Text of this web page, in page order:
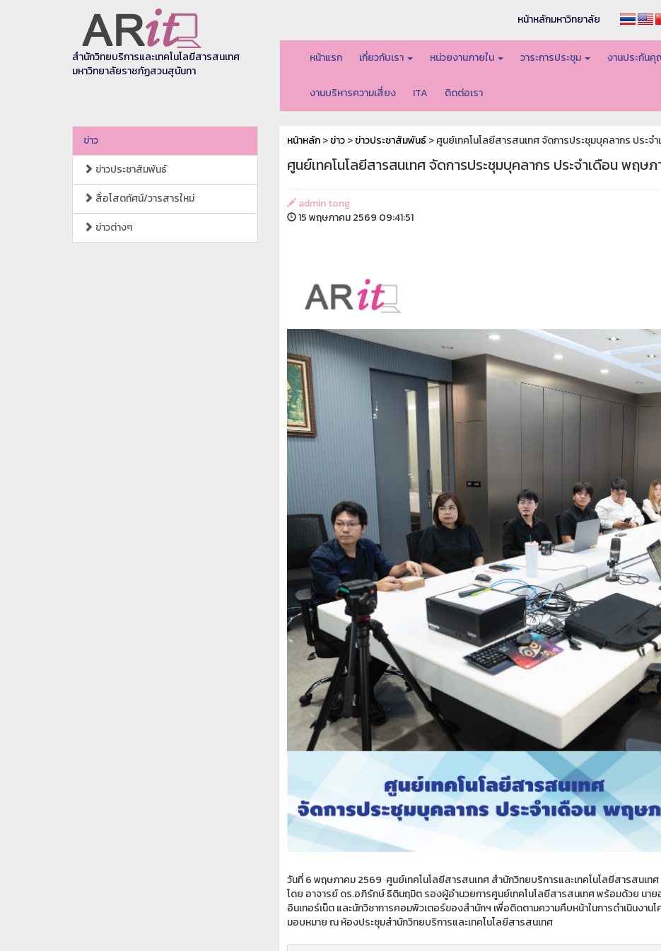
สำนักวิทยบริการและเทคโนโลยีสารสนเทศ
มหาวิทยาลัยราชภัฏสวนสุนันทา
หน้าหลักมหาวิทยาลัย
หน้าแรก เกี่ยวกับเรา หน่วยงานภายใน วาระการประชุม งานประกัน
งานบริหารความเสี่ยง ITA ติดต่อเรา
ข่าว
ข่าวประชาสัมพันธ์
สื่อโสตทัศน์/วารสารใหม่
ข่าวต่างๆ
หน้าหลัก>ข่าว>ข่าวประชาสัมพันธ์> ศูนย์เทคโนโลยีสารสนเทศ จัดการประชุมบุคลากร ประจ
ศูนย์เทคโนโลยีสารสนเทศ จัดการประชุมบุคลากร ประจำเดือน พฤษ
admin tong
15 พฤษภาคม 2569 09:41:51
วันที่ 6 พฤษภาคม 2569 ศูนย์เทคโนโลยีสารสนเทศ สำนักวิทยบริการและเทคโนโลยีสารสนเท
โดย อาจารย์ ดร.อภิรักษ์ ธิตินฤมิต รองผู้อำนวยการศูนย์เทคโนโลยีสารสนเทศ พร้อมด้วย นา
อินเทอร์เน็ต และนักวิชาการคอมพิวเตอร์ของสำนักฯ เพื่อติดตามความคืบหน้าในการดำเนินงานโ
มอบหมาย ณ ห้องประชุมสำนักวิทยบริการและเทคโนโลยีสารสนเทศ